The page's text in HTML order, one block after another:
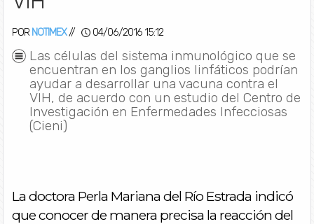
POR NOTIMEX// 04/06/2016 15:12
Las células del sistema inmunológico que se
encuentran en los ganglios linfáticos podrían
ayudar a desarrollar una vacuna contra el
VIH, de acuerdo con un estudio del Centro de
Investigación en Enfermedades Infecciosas
(Cieni)
La doctora Perla Mariana del Río Estrada indicó
que conocer de manera precisa la reacción del